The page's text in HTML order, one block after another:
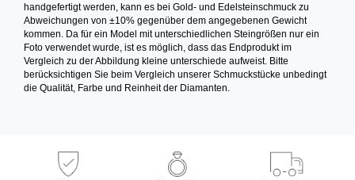
handgefertigt werden, kann es bei Gold- und Edelsteinschmuck zu
Abweichungen von ±10% gegenüber dem angegebenen Gewicht
kommen. Da für ein Model mit unterschiedlichen Steingrößen nur ein
Foto verwendet wurde, ist es möglich, dass das Endprodukt im
Vergleich zu der Abbildung kleine unterschiede aufweist. Bitte
berücksichtigen Sie beim Vergleich unserer Schmuckstücke unbedingt
die Qualität, Farbe und Reinheit der Diamanten.